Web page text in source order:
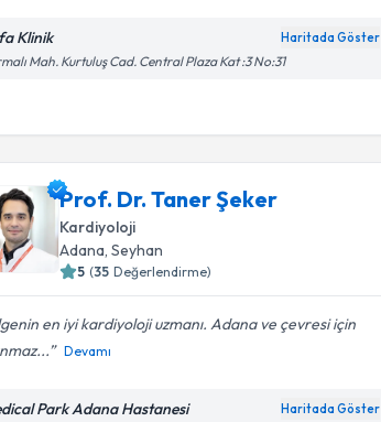
Klinik Haritada Göster
Mah. Kurtuluş Cad. Central Plaza Kat :3 No:31
Prof. Dr. Taner Şeker
Kardiyoloji
Adana , Seyhan
5 (35 Değerlendirme)
en iyi kardiyoloji uzmanı. Adana ve çevresi için
Devamı
Park Adana Hastanesi Haritada Göster